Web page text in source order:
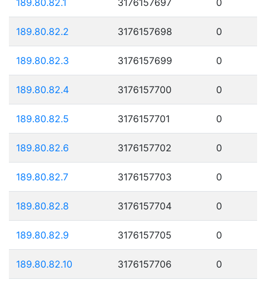
189.80.82.2 3176157698 0
189.80.82.3 3176157699 0
189.80.82.4 3176157700 0
189.80.82.5 3176157701 0
189.80.82.6 3176157702 0
189.80.82.7 3176157703 0
189.80.82.8 3176157704 0
189.80.82.9 3176157705 0
189.80.82.10 3176157706 0